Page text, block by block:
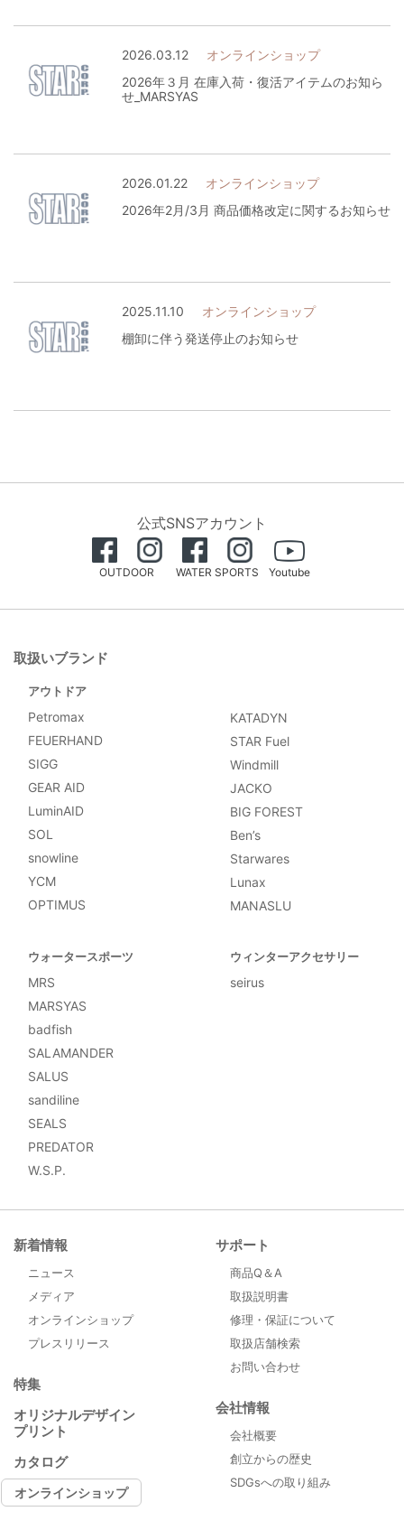
2026.03.12
オンラインショップ
2026年３月 在庫入荷・復活アイテムのお知ら
せ_MARSYAS
2026.01.22
オンラインショップ
2026年2月/3月 商品価格改定に関するお知らせ
2025.11.10
オンラインショップ
棚卸に伴う発送停止のお知らせ
公式SNSアカウント
OUTDOOR WATER SPORTS Youtube
新着情報
ニュース
メディア
オンラインショップ
プレスリリース
特集
オリジナルデザイン
プリント
カタログ
オンラインショップ
サポート
商品Q＆A
取扱説明書
修理・保証について
取扱店舗検索
お問い合わせ
会社情報
会社概要
創立からの歴史
SDGsへの取り組み
取扱いブランド
アウトドア
Petromax
FEUERHAND
SIGG
GEAR AID
LuminAID
SOL
snowline
YCM
OPTIMUS
KATADYN
STAR Fuel
Windmill
JACKO
BIG FOREST
Ben’s
Starwares
Lunax
MANASLU
ウォータースポーツ
MRS
MARSYAS
badfish
SALAMANDER
SALUS
sandiline
SEALS
PREDATOR
W.S.P.
ウィンターアクセサリー
seirus